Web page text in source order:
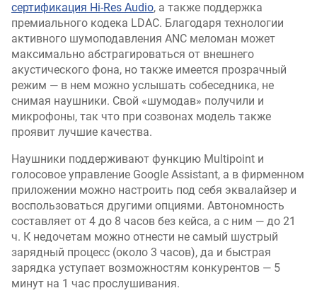
сертификация Hi-Res Audio, а также поддержка
премиального кодека LDAC. Благодаря технологии
активного шумоподавления ANC меломан может
максимально абстрагироваться от внешнего
акустического фона, но также имеется прозрачный
режим — в нем можно услышать собеседника, не
снимая наушники. Свой «шумодав» получили и
микрофоны, так что при созвонах модель также
проявит лучшие качества.
Наушники поддерживают функцию Multipoint и
голосовое управление Google Assistant, а в фирменном
приложении можно настроить под себя эквалайзер и
воспользоваться другими опциями. Автономность
составляет от 4 до 8 часов без кейса, а с ним — до 21
ч. К недочетам можно отнести не самый шустрый
зарядный процесс (около 3 часов), да и быстрая
зарядка уступает возможностям конкурентов — 5
минут на 1 час прослушивания.